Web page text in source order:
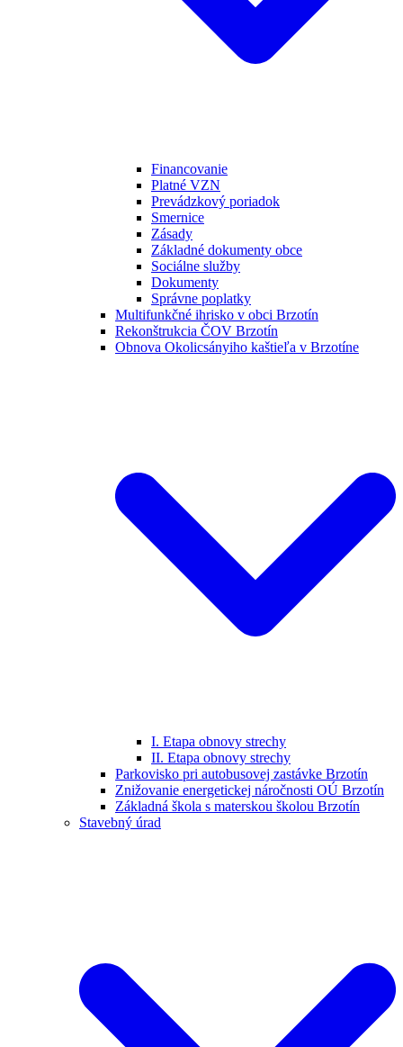
Financovanie
Platné VZN
Prevádzkový poriadok
Smernice
Zásady
Základné dokumenty obce
Sociálne služby
Dokumenty
Správne poplatky
Multifunkčné ihrisko v obci Brzotín
Rekonštrukcia ČOV Brzotín
Obnova Okolicsányiho kaštieľa v Brzotíne
I. Etapa obnovy strechy
II. Etapa obnovy strechy
Parkovisko pri autobusovej zastávke Brzotín
Znižovanie energetickej náročnosti OÚ Brzotín
Základná škola s materskou školou Brzotín
Stavebný úrad